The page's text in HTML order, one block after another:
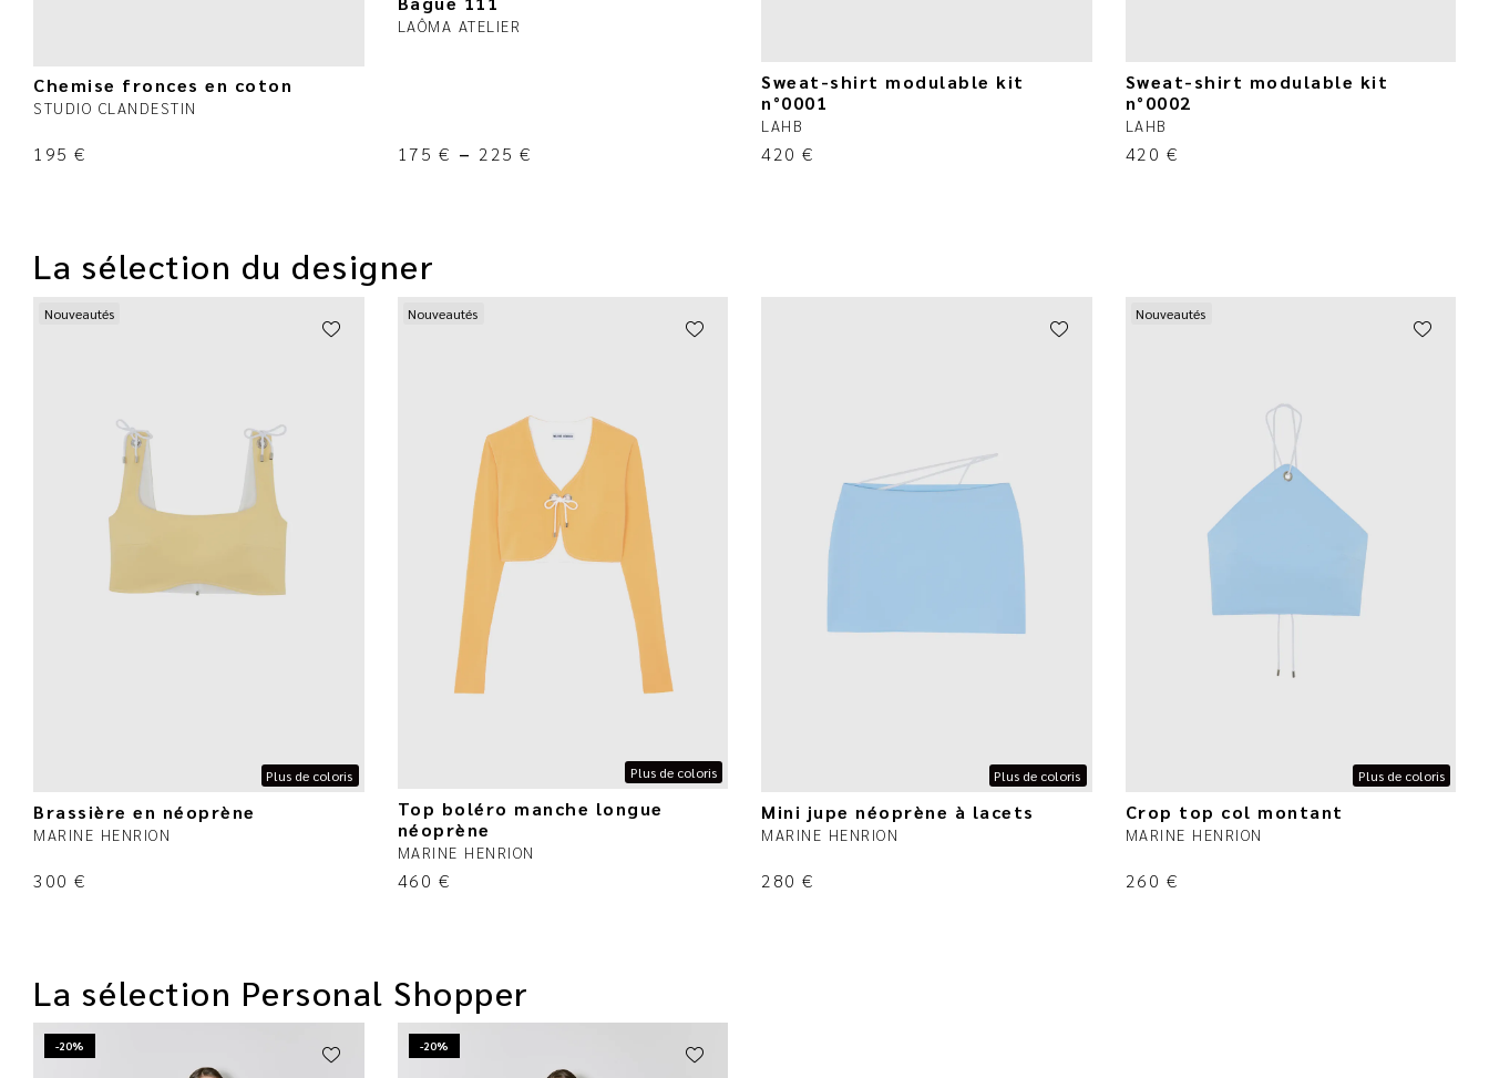
Chemise fronces en coton
STUDIO CLANDESTIN
195 €
LAÔMA ATELIER
175 € – 225 €
Sweat-shirt modulable kit
n°0001
LAHB
420 €
Sweat-shirt modulable kit
n°0002
LAHB
420 €
La sélection du designer
Plus de coloris
Nouveautés
Brassière en néoprène
MARINE HENRION
300 €
Plus de coloris
Nouveautés
Top boléro manche longue
néoprène
MARINE HENRION
460 €
Plus de coloris
Mini jupe néoprène à lacets
MARINE HENRION
280 €
Plus de coloris
Nouveautés
Crop top col montant
MARINE HENRION
260 €
La sélection Personal Shopper
-20% -20%